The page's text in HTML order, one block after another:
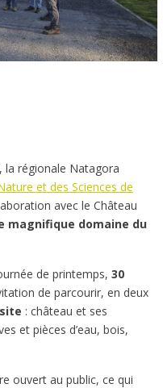
la régionale Natagora
et des Sciences de
avec le Château
magnifique domaine du
de printemps, 30
de parcourir, en deux
: château et ses
et pièces d’eau, bois,
ouvert au public, ce qui